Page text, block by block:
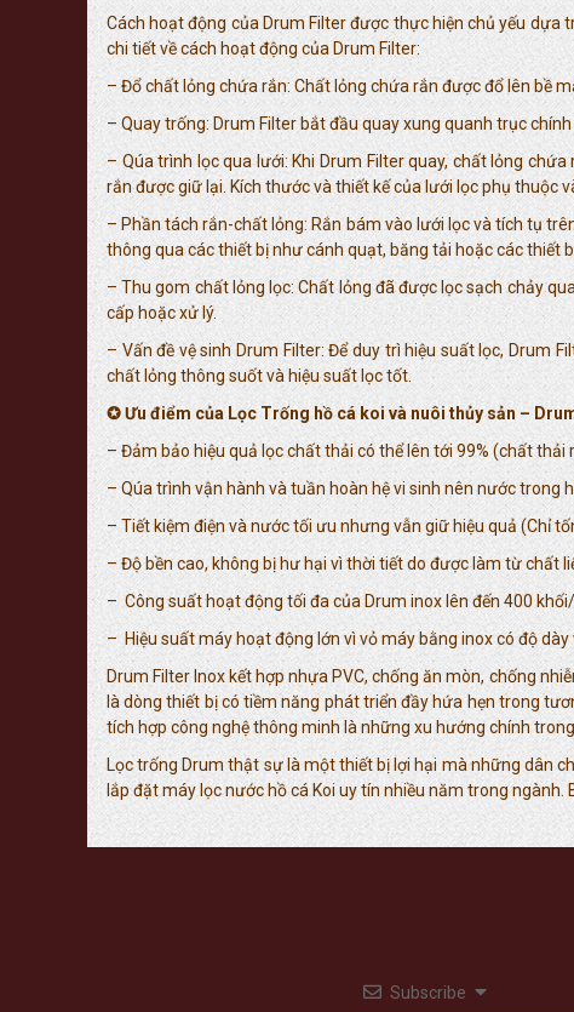
Cách hoạt động của Drum Filter được thực hiện chủ yếu
chi tiết về cách hoạt động của Drum Filter:
– Đổ chất lỏng chứa rắn: Chất lỏng chứa rắn được đổ lên bề
– Quay trống: Drum Filter bắt đầu quay xung quanh trục
– Qúa trình lọc qua lưới: Khi Drum Filter quay, chất lỏng
rắn được giữ lại. Kích thước và thiết kế của lưới lọc phụ thuộc
– Phần tách rắn-chất lỏng: Rắn bám vào lưới lọc và tích tụ
thông qua các thiết bị như cánh quạt, băng tải hoặc các thiết
– Thu gom chất lỏng lọc: Chất lỏng đã được lọc sạch chảy
cấp hoặc xử lý.
– Vấn đề vệ sinh Drum Filter: Để duy trì hiệu suất lọc, Drum
chất lỏng thông suốt và hiệu suất lọc tốt.
✪ Ưu điểm của Lọc Trống hồ cá koi và nuôi thủy sản –
– Đảm bảo hiệu quả lọc chất thải có thể lên tới 99% (chất
– Qúa trình vận hành và tuần hoàn hệ vi sinh nên nước trong
– Tiết kiệm điện và nước tối ưu nhưng vẫn giữ hiệu quả (Chỉ
– Độ bền cao, không bị hư hại vì thời tiết do được làm từ chất
– Công suất hoạt động tối đa của Drum inox lên đến 400
– Hiệu suất máy hoạt động lớn vì vỏ máy bằng inox có độ dày
Drum Filter Inox kết hợp nhựa PVC, chống ăn mòn, chống
là dòng thiết bị có tiềm năng phát triển đầy hứa hẹn trong
tích hợp công nghệ thông minh là những xu hướng chính
Lọc trống Drum thật sự là một thiết bị lợi hại mà những dân
lắp đặt máy lọc nước hồ cá Koi uy tín nhiều năm trong
Subscribe